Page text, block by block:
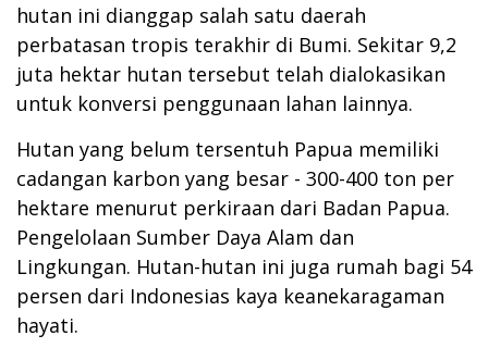
hutan ini dianggap salah satu daerah
perbatasan tropis terakhir di Bumi. Sekitar 9,2
juta hektar hutan tersebut telah dialokasikan
untuk konversi penggunaan lahan lainnya.
Hutan yang belum tersentuh Papua memiliki
cadangan karbon yang besar - 300-400 ton per
hektare menurut perkiraan dari Badan Papua.
Pengelolaan Sumber Daya Alam dan
Lingkungan. Hutan-hutan ini juga rumah bagi 54
persen dari Indonesias kaya keanekaragaman
hayati.